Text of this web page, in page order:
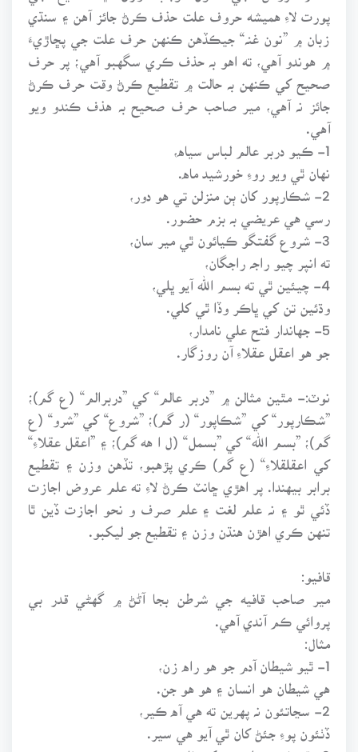
پورت لاءِ هميشه حروف علت حذف ڪرڻ جائز آهن ۽ سنڌي
زبان ۾ ”نون غنہ“ جيڪڏهن ڪنهن حرف علت جي پڇاڙيءَ
۾ هوندو آهي، ته اهو بہ حذف ڪري سگهبو آهي؛ پر حرف
صحيح کي ڪنهن بہ حالت ۾ تقطيع ڪرڻ وقت حرف ڪرڻ
جائز نہ آهي، مير صاحب حرف صحيح بہ هذف ڪندو ويو
آهي.
1- ڪيو دربر عالم لباس سياه،
نهان ٿي ويو روءِ خورشيد ماه.
ته انپر چيو راجہ راجگان،
وڌئين تن کي ڀاڪر وڏا ٿي کلي.
جو هو اعقل عقلاءِ آن روزگار.
نوٽ:- مٿين مثالن ۾ ”دربر عالم“ کي ”دربرالم“ (ع گم)؛
”شڪارپور“ کي ”شڪاپور“ (ر گم)؛ ”شروع“ کي ”شرو“ (ع
گم)؛ ”بسم الله“ کي ”بسمل“ (ل ا هه گم)؛ ۽ ”اعقل عقلاءِ“
کي اعقلقلاءِ“ (ع گم) ڪري پڙهبو، تڏهن وزن ۽ تقطيع
برابر بيهندا. پر اهڙي ڇانٽ ڪرڻ لاءِ ته علم عروض اجازت
ڏئي ٿو ۽ نہ علم لغت ۽ علم صرف و نحو اجازت ڏين ٿا
تنهن ڪري اهڙن هنڌن وزن ۽ تقطيع جو ليکبو.
قافيو:
مير صاحب قافيه جي شرطن بجا آڻڻ ۾ گهڻي قدر بي
پروائي ڪم آندي آهي.
مثال:
1- ٿيو شيطان آدم جو هو راه زن،
هي شيطان هو انسان ۽ هو هو جن.
ڏٺئون پوءِ جئڻ کان ٿي آيو هي سير.